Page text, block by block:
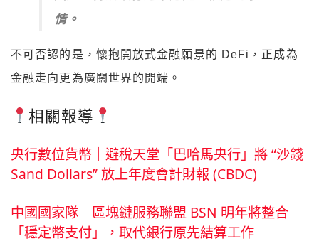
情。
不可否認的是，懷抱開放式金融願景的 DeFi，正成為
金融走向更為廣闊世界的開端。
相關報導
央行數位貨幣｜避稅天堂「巴哈馬央行」將 “沙錢
Sand Dollars” 放上年度會計財報 (CBDC)
中國國家隊｜區塊鏈服務聯盟 BSN 明年將整合
「穩定幣支付」，取代銀行原先結算工作